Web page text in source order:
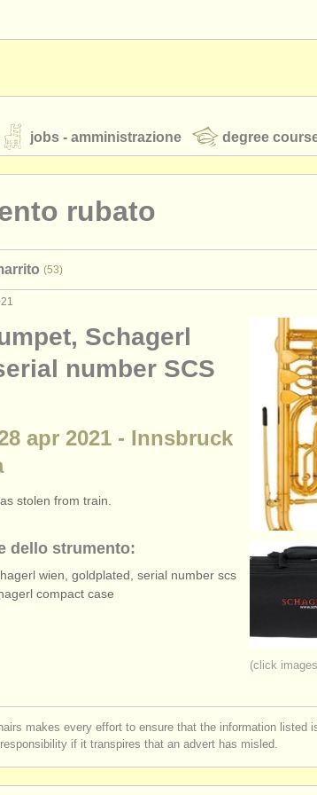
jobs - amministrazione degree
rss feeds
ATS accedi
rubato
(53)
(click
Schagerl
number SCS
apr 2021 - Innsbruck
stolen from train.
dello strumento:
wien, goldplated, serial number scs
compact case
makes every effort to ensure that the information listed
if it transpires that an advert has misled.